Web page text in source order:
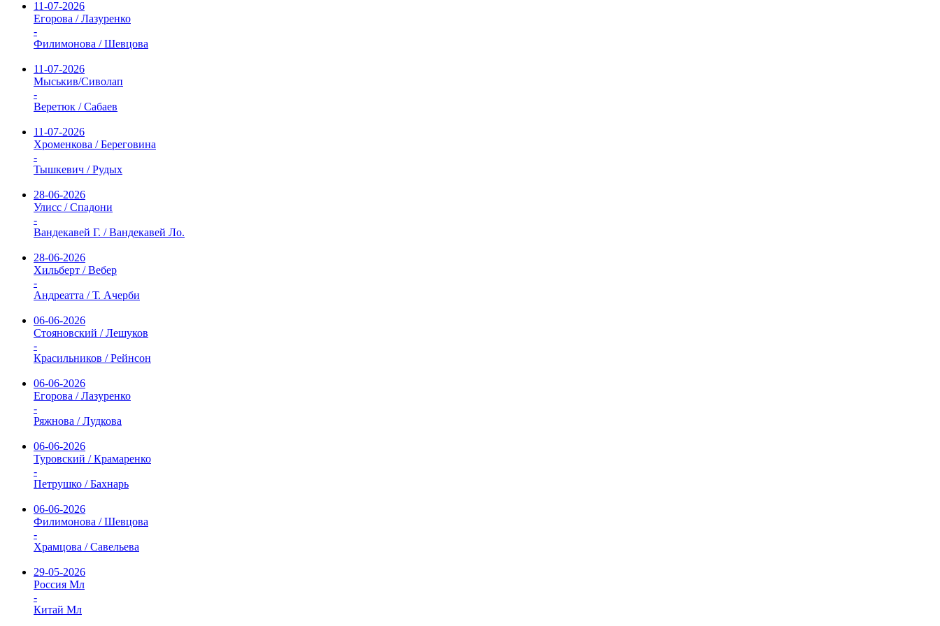
11-07-2026
Егорова / Лазуренко
-
Филимонова / Шевцова
11-07-2026
Мыськив/Сиволап
-
Веретюк / Сабаев
11-07-2026
Хроменкова / Береговина
-
Тышкевич / Рудых
28-06-2026
Улисс / Спадони
-
Вандекавей Г. / Вандекавей Ло.
28-06-2026
Хильберт / Вебер
-
Андреатта / Т. Ачерби
06-06-2026
Стояновский / Лешуков
-
Красильников / Рейнсон
06-06-2026
Егорова / Лазуренко
-
Ряжнова / Лудкова
06-06-2026
Туровский / Крамаренко
-
Петрушко / Бахнарь
06-06-2026
Филимонова / Шевцова
-
Храмцова / Савельева
29-05-2026
Россия Мл
-
Китай Мл